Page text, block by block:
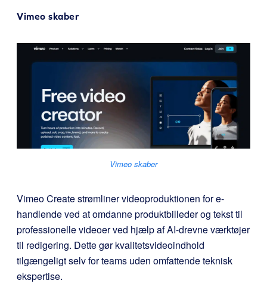
Vimeo skaber
Vimeo skaber
Vimeo Create strømliner videoproduktionen for e-
handlende ved at omdanne produktbilleder og tekst til
professionelle videoer ved hjælp af AI-drevne værktøjer
til redigering. Dette gør kvalitetsvideoindhold
tilgængeligt selv for teams uden omfattende teknisk
ekspertise.